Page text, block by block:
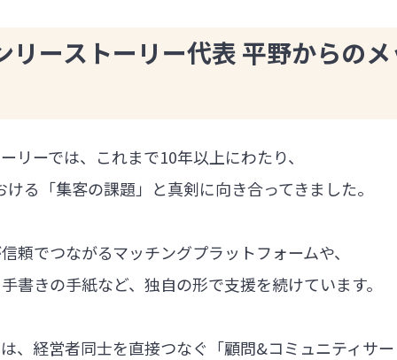
リーストーリー代表 平野からの
リーでは、これまで10年以上にわたり、
る「集客の課題」と真剣に向き合ってきました。
頼でつながるマッチングプラットフォームや、
書きの手紙など、独自の形で支援を続けています。
、経営者同士を直接つなぐ「顧問&コミュニティサ